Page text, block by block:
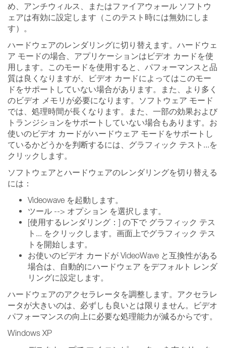
め、アンチウィルス、またはファイアウォール ソフトウ
ェアは有効に設定します（このテスト時には無効にしま
す）。
ハードウェアのレンダリングに切り替えます。ハードウェ
ア モードの場合、アプリケーションはビデオ カードを使
用します。このモードを使用すると、パフォーマンスと品
質は良くなりますが、ビデオ カードによってはこのモー
ドをサポートしていない場合があります。また、より多く
のビデオ メモリが必要になります。ソフトウェア モード
では、処理時間が長くなります。また、一部の効果および
トランジションをサポートしていない場合もあります。お
使いのビデオ カードがハードウェア モードをサポートし
ているかどうかを判断するには、グラフィック テスト...を
クリックします。
ソフトウェアとハードウェアのレンダリングを切り替える
には：
Videowave を起動します。
ツール --> オプション を選択します。
[使用するレンダリング：] の下で グラフィック テス
ト... をクリックします。画面上でグラフィック テス
トを開始します。
お使いのビデオ カードが VideoWave と互換性がある
場合は、自動的にハードウェア をデフォルト レンダ
リングに設定します。
ハードウェアのアクセラレータを調整します。アクセラレ
ータが大きいのは、必ずしも良いとは限りません。ビデオ
パフォーマンスの向上に必要な処理能力が減るからです。
Windows XP